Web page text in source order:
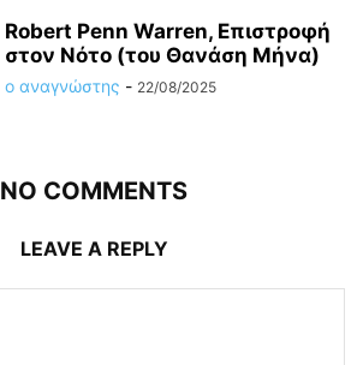
Robert Penn Warren, Επιστροφή
στον Νότο (του Θανάση Μήνα)
ο αναγνώστης - 22/08/2025
NO COMMENTS
LEAVE A REPLY